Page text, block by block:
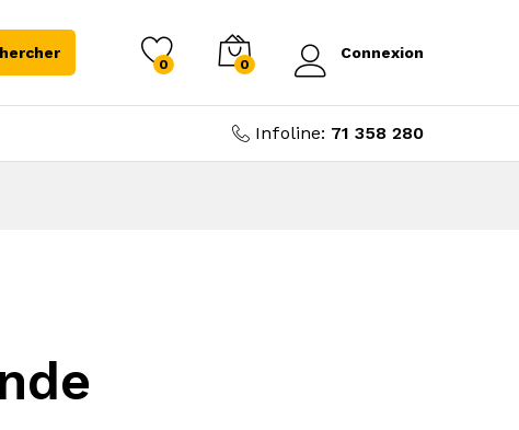
0 0
Connexion
Infoline: 71 358 280